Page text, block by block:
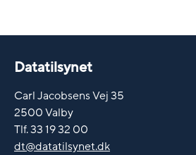
Datatilsynet
Carl Jacobsens Vej 35
2500 Valby
Tlf. 33 19 32 00
dt@datatilsynet.dk